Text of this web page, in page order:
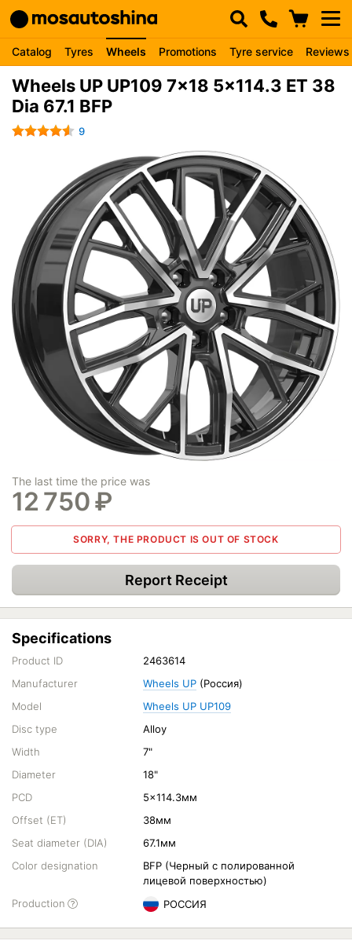
Catalog Tyres Wheels Promotions Tyre service Reviews
Wheels UP UP109 7x18 5x114.3 ET 38
Dia 67.1 BFP
9
The last time the price was
12 750₽
SORRY, THE PRODUCT IS OUT OF STOCK
Report Receipt
Specifications
Product ID
2463614
Manufacturer
Wheels UP (Россия)
Model
Wheels UP UP109
Disc type
Alloy
Width
7"
Diameter
18"
PCD
5x114.3мм
Offset (ET)
38мм
Seat diameter (DIA)
67.1мм
Color designation
BFP (Черный с полированной
лицевой поверхностью)
Production
РОССИЯ